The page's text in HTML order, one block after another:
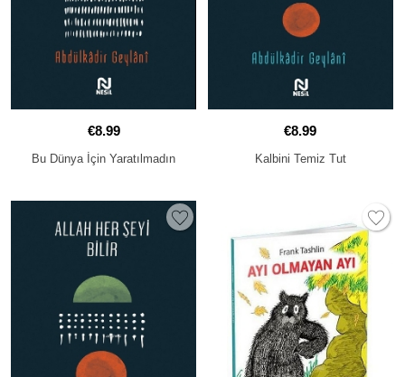
€8.99
Bu Dünya İçin Yaratılmadın
€8.99
Kalbini Temiz Tut